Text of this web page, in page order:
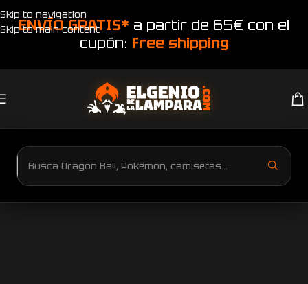
Skip to navigation
Skip to main content
ENVÍO GRATIS* a partir de 65€ con el
cupón: free shipping